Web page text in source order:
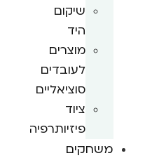
שיקום
היד
מוצרים
לעובדים
סוציאליים
ציוד
פיזיותרפיה
משחקים